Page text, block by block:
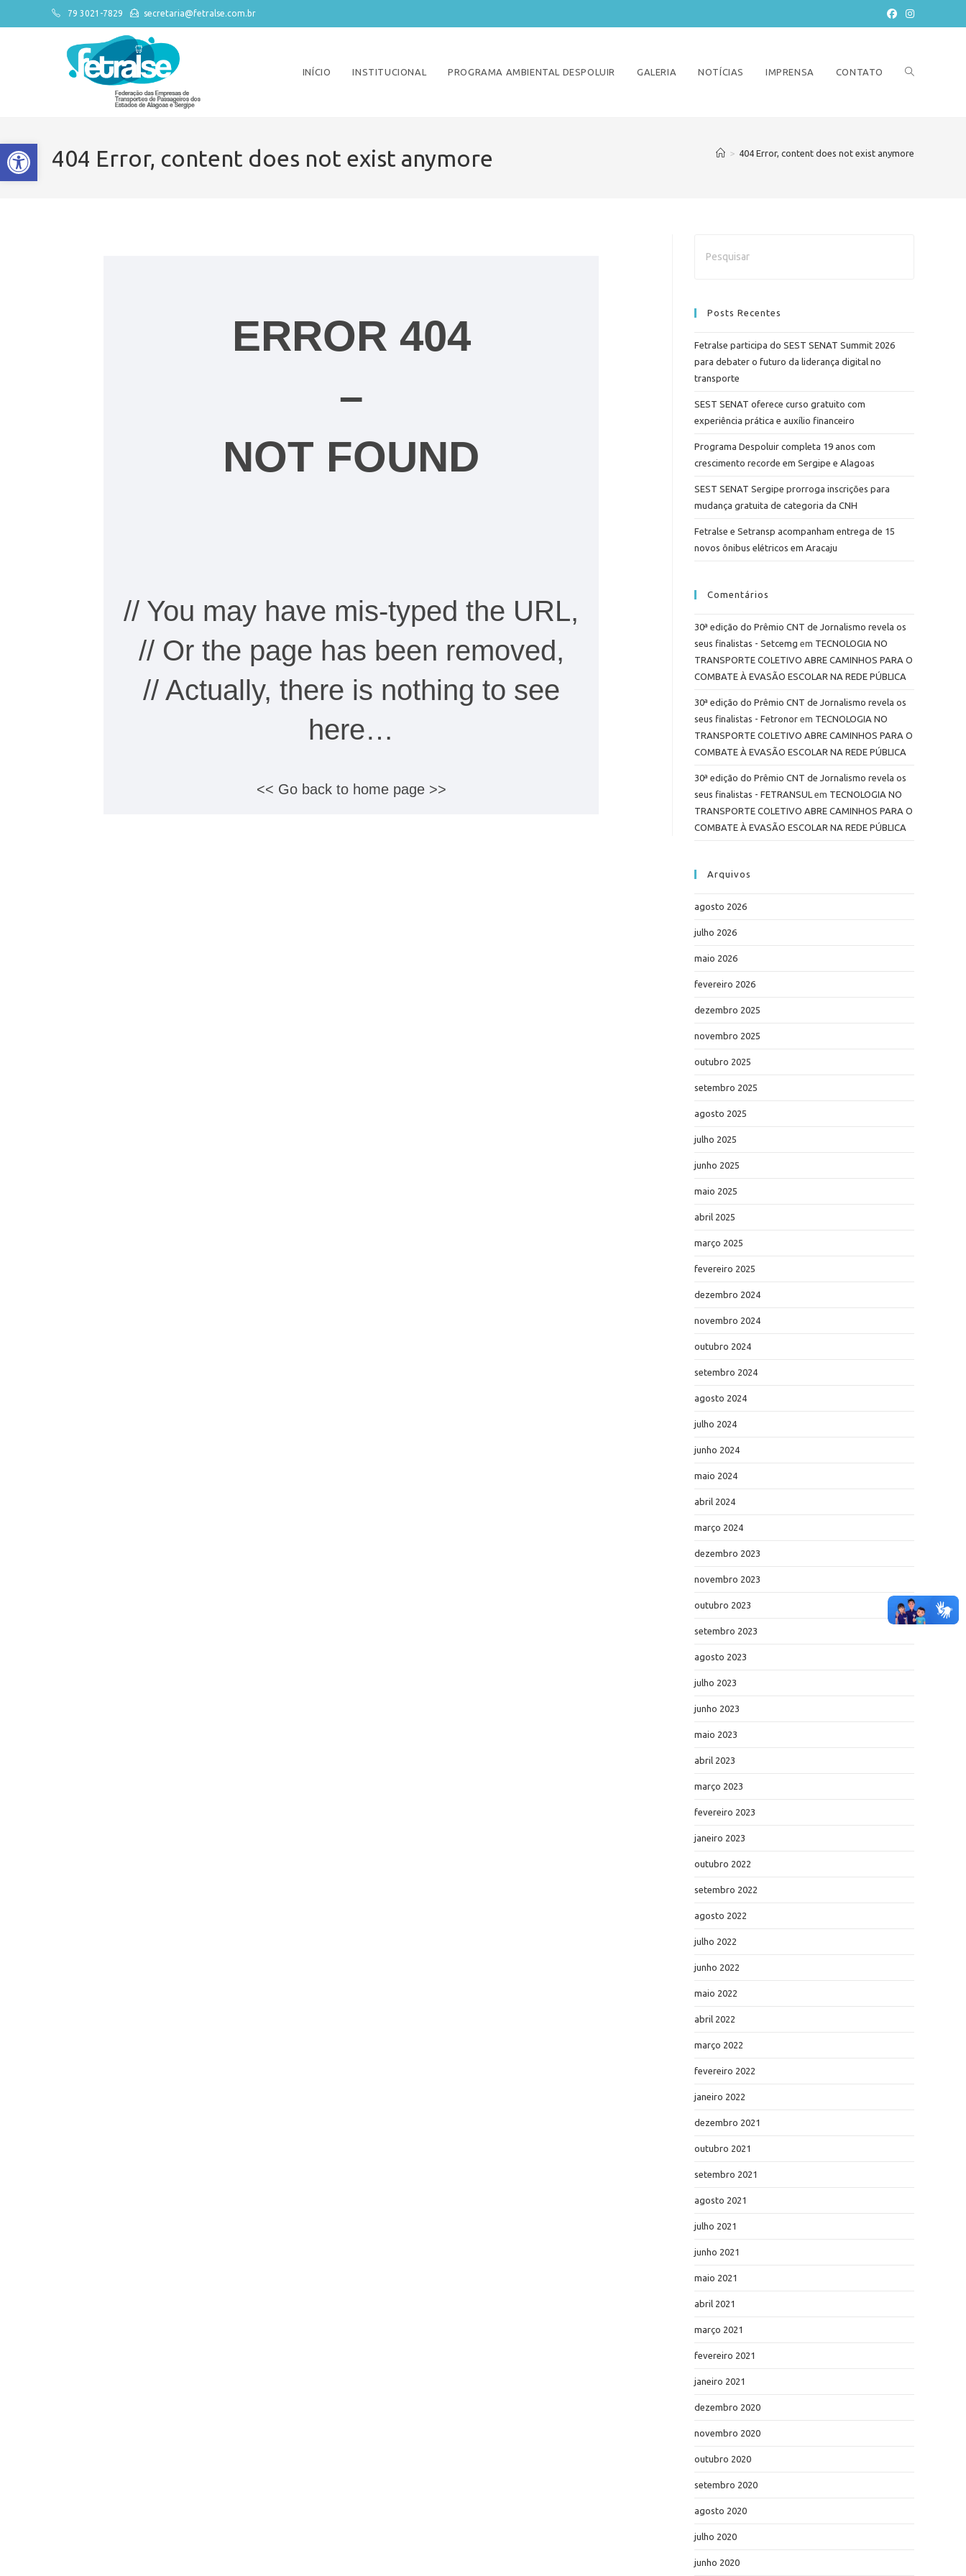
Abrir a barra de ferramentas
79 3021-7829 secretaria@fetralse.com.br
INÍCIO INSTITUCIONAL PROGRAMA AMBIENTAL DESPOLUIR GALERIA NOTÍCIAS IMPRENSA CONTATO
404 Error, content does not exist anymore > 404 Error, content does not exist anymore
ERROR 404
–
NOT FOUND
// You may have mis-typed the URL,
// Or the page has been removed,
// Actually, there is nothing to see
here…
<< Go back to home page >>
Posts Recentes
Fetralse participa do SEST SENAT Summit 2026
para debater o futuro da liderança digital no
transporte
SEST SENAT oferece curso gratuito com
experiência prática e auxílio financeiro
Programa Despoluir completa 19 anos com
crescimento recorde em Sergipe e Alagoas
SEST SENAT Sergipe prorroga inscrições para
mudança gratuita de categoria da CNH
Fetralse e Setransp acompanham entrega de 15
novos ônibus elétricos em Aracaju
Comentários
30ª edição do Prêmio CNT de Jornalismo revela os
seus finalistas - Setcemg em TECNOLOGIA NO
TRANSPORTE COLETIVO ABRE CAMINHOS PARA O
COMBATE À EVASÃO ESCOLAR NA REDE PÚBLICA
30ª edição do Prêmio CNT de Jornalismo revela os
seus finalistas - Fetronor em TECNOLOGIA NO
TRANSPORTE COLETIVO ABRE CAMINHOS PARA O
COMBATE À EVASÃO ESCOLAR NA REDE PÚBLICA
30ª edição do Prêmio CNT de Jornalismo revela os
seus finalistas - FETRANSUL em TECNOLOGIA NO
TRANSPORTE COLETIVO ABRE CAMINHOS PARA O
COMBATE À EVASÃO ESCOLAR NA REDE PÚBLICA
Arquivos
agosto 2026
julho 2026
maio 2026
fevereiro 2026
dezembro 2025
novembro 2025
outubro 2025
setembro 2025
agosto 2025
julho 2025
junho 2025
maio 2025
abril 2025
março 2025
fevereiro 2025
dezembro 2024
novembro 2024
outubro 2024
setembro 2024
agosto 2024
julho 2024
junho 2024
maio 2024
abril 2024
março 2024
dezembro 2023
novembro 2023
outubro 2023
setembro 2023
agosto 2023
julho 2023
junho 2023
maio 2023
abril 2023
março 2023
fevereiro 2023
janeiro 2023
outubro 2022
setembro 2022
agosto 2022
julho 2022
junho 2022
maio 2022
abril 2022
março 2022
fevereiro 2022
janeiro 2022
dezembro 2021
outubro 2021
setembro 2021
agosto 2021
julho 2021
junho 2021
maio 2021
abril 2021
março 2021
fevereiro 2021
janeiro 2021
dezembro 2020
novembro 2020
outubro 2020
setembro 2020
agosto 2020
julho 2020
junho 2020